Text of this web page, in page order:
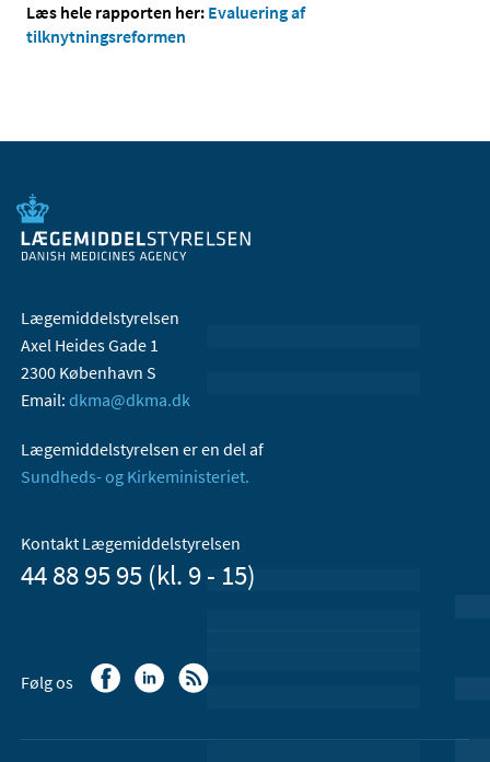
Læs hele rapporten her: Evaluering af
tilknytningsreformen
Lægemiddelstyrelsen
Axel Heides Gade 1
2300 København S
Email: dkma@dkma.dk
Lægemiddelstyrelsen er en del af
Sundheds- og Kirkeministeriet.
Kontakt Lægemiddelstyrelsen
44 88 95 95 (kl. 9 - 15)
Følg os